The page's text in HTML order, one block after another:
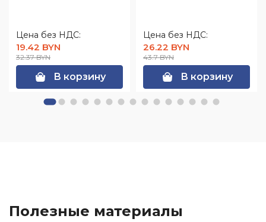
Цена без НДС:
19.42 BYN
32.37 BYN
В корзину
Цена без НДС:
26.22 BYN
43.7 BYN
В корзину
Полезные материалы